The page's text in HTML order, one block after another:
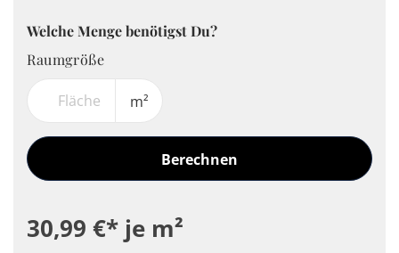
Welche Menge benötigst Du?
Raumgröße
m²
Berechnen
30,99 €* je m²